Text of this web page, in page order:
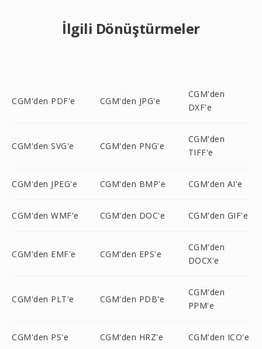
İlgili Dönüştürmeler
CGM'den PDF'e CGM'den JPG'e
CGM'den
DXF'e
CGM'den SVG'e CGM'den PNG'e
CGM'den
TIFF'e
CGM'den JPEG'e CGM'den BMP'e CGM'den AI'e
CGM'den WMF'e CGM'den DOC'e CGM'den GIF'e
CGM'den EMF'e CGM'den EPS'e
CGM'den
DOCX'e
CGM'den PLT'e CGM'den PDB'e
CGM'den
PPM'e
CGM'den PS'e CGM'den HRZ'e CGM'den ICO'e